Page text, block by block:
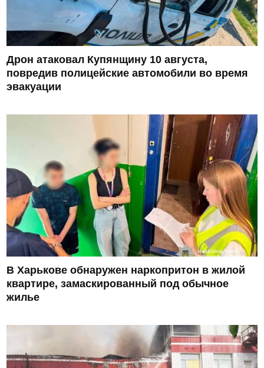
Дрон атаковал Купянщину 10 августа,
повредив полицейские автомобили во время
эвакуации
В Харькове обнаружен наркопритон в жилой
квартире, замаскированный под обычное
жилье